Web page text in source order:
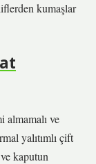
kumaşlar
almamalı ve
yalıtımlı çift
kaputun